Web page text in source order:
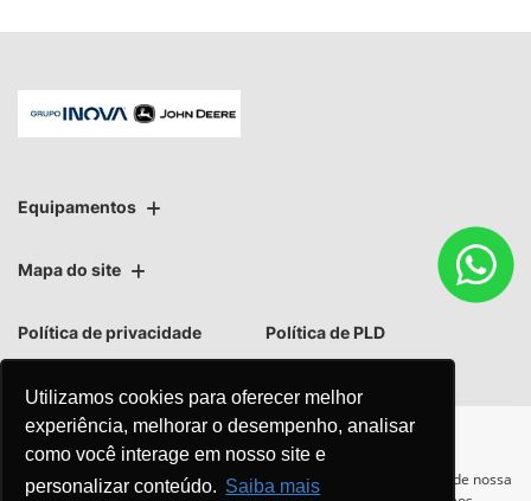
Utilizamos cookies para oferecer melhor
experiência, melhorar o desempenho, analisar
como você interage em nosso site e
personalizar conteúdo. Saiba mais
Equipamentos
Mapa do site
Política de privacidade Política de PLD
No trânsito, enxergar o outro
Para otimizar sua experiência durante a navegação, fazemos uso de nossa